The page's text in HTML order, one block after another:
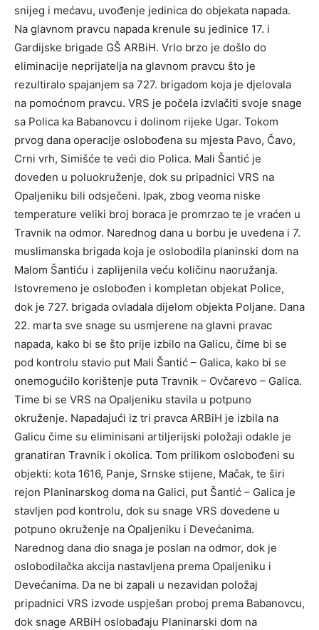
snijeg i mećavu, uvođenje jedinica do objekata napada.
Na glavnom pravcu napada krenule su jedinice 17. i
Gardijske brigade GŠ ARBiH. Vrlo brzo je došlo do
eliminacije neprijatelja na glavnom pravcu što je
rezultiralo spajanjem sa 727. brigadom koja je djelovala
na pomoćnom pravcu. VRS je počela izvlačiti svoje snage
sa Polica ka Babanovcu i dolinom rijeke Ugar. Tokom
prvog dana operacije oslobođena su mjesta Pavo, Čavo,
Crni vrh, Simišće te veći dio Polica. Mali Šantić je
doveden u poluokruženje, dok su pripadnici VRS na
Opaljeniku bili odsječeni. Ipak, zbog veoma niske
temperature veliki broj boraca je promrzao te je vraćen u
Travnik na odmor. Narednog dana u borbu je uvedena i 7.
muslimanska brigada koja je oslobodila planinski dom na
Malom Šantiću i zaplijenila veću količinu naoružanja.
Istovremeno je oslobođen i kompletan objekat Police,
dok je 727. brigada ovladala dijelom objekta Poljane. Dana
22. marta sve snage su usmjerene na glavni pravac
napada, kako bi se što prije izbilo na Galicu, čime bi se
pod kontrolu stavio put Mali Šantić – Galica, kako bi se
onemogućilo korištenje puta Travnik – Ovčarevo – Galica.
Time bi se VRS na Opaljeniku stavila u potpuno
okruženje. Napadajući iz tri pravca ARBiH je izbila na
Galicu čime su eliminisani artiljerijski položaji odakle je
granatiran Travnik i okolica. Tom prilikom oslobođeni su
objekti: kota 1616, Panje, Srnske stijene, Mačak, te širi
rejon Planinarskog doma na Galici, put Šantić – Galica je
stavljen pod kontrolu, dok su snage VRS dovedene u
potpuno okruženje na Opaljeniku i Devećanima.
Narednog dana dio snaga je poslan na odmor, dok je
oslobodilačka akcija nastavljena prema Opaljeniku i
Devećanima. Da ne bi zapali u nezavidan položaj
pripadnici VRS izvode uspješan proboj prema Babanovcu,
dok snage ARBiH oslobađaju Planinarski dom na